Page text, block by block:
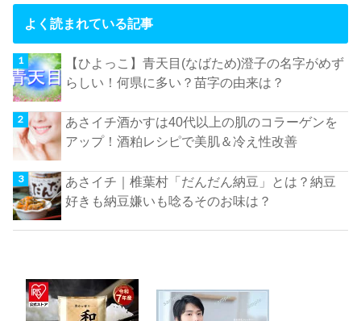
よく読まれている記事
【ひよっこ】青天目(なばため)澄子の名字がめず
らしい！何県に多い？苗字の由来は？
あさイチ酒かすは40代以上の肌のコラーゲンを
アップ！酒粕レシピで美肌＆冷え性改善
あさイチ｜椎葉村「だんだん納豆」とは？納豆
好きも納豆嫌いも唸るそのお味は？